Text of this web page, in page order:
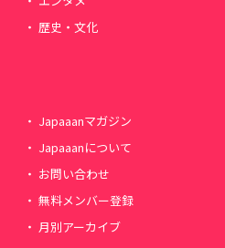
歴史・文化
Japaaanマガジン
Japaaanについて
お問い合わせ
無料メンバー登録
月別アーカイブ